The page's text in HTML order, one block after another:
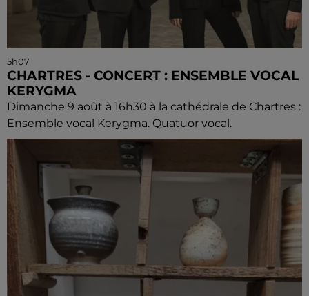
5h07
CHARTRES - CONCERT : ENSEMBLE VOCAL
KERYGMA
Dimanche 9 août à 16h30 à la cathédrale de Chartres :
Ensemble vocal Kerygma. Quatuor vocal.